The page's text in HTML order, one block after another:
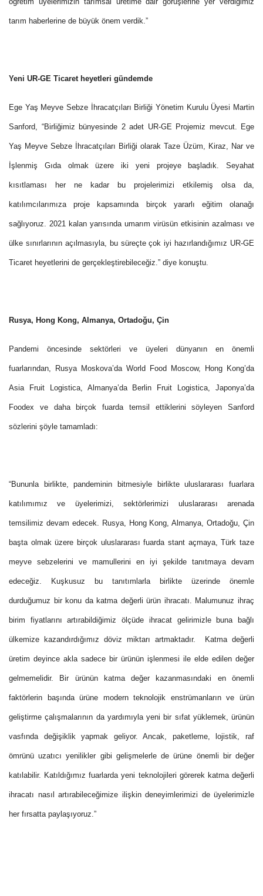
tarım haberlerine de büyük önem verdik.”
Yeni UR-GE Ticaret heyetleri gündemde
Ege Yaş Meyve Sebze İhracatçıları Birliği Yönetim Kurulu Üyesi Martin
Sanford, “Birliğimiz bünyesinde 2 adet UR-GE Projemiz mevcut. Ege
Yaş Meyve Sebze İhracatçıları Birliği olarak Taze Üzüm, Kiraz, Nar ve
İşlenmiş Gıda olmak üzere iki yeni projeye başladık. Seyahat
kısıtlaması her ne kadar bu projelerimizi etkilemiş olsa da,
katılımcılarımıza proje kapsamında birçok yararlı eğitim olanağı
sağlıyoruz. 2021 kalan yarısında umarım virüsün etkisinin azalması ve
ülke sınırlarının açılmasıyla, bu süreçte çok iyi hazırlandığımız UR-GE
Ticaret heyetlerini de gerçekleştirebileceğiz.” diye konuştu.
Rusya, Hong Kong, Almanya, Ortadoğu, Çin
Pandemi öncesinde sektörleri ve üyeleri dünyanın en önemli
fuarlarından, Rusya Moskova’da World Food Moscow, Hong Kong’da
Asia Fruit Logistica, Almanya’da Berlin Fruit Logistica, Japonya’da
Foodex ve daha birçok fuarda temsil ettiklerini söyleyen Sanford
sözlerini şöyle tamamladı:
“Bununla birlikte, pandeminin bitmesiyle birlikte uluslararası fuarlara
katılımımız ve üyelerimizi, sektörlerimizi uluslararası arenada
temsilimiz devam edecek. Rusya, Hong Kong, Almanya, Ortadoğu, Çin
başta olmak üzere birçok uluslararası fuarda stant açmaya, Türk taze
meyve sebzelerini ve mamullerini en iyi şekilde tanıtmaya devam
edeceğiz. Kuşkusuz bu tanıtımlarla birlikte üzerinde önemle
durduğumuz bir konu da katma değerli ürün ihracatı. Malumunuz ihraç
birim fiyatlarını artırabildiğimiz ölçüde ihracat gelirimizle buna bağlı
ülkemize kazandırdığımız döviz miktarı artmaktadır. Katma değerli
üretim deyince akla sadece bir ürünün işlenmesi ile elde edilen değer
gelmemelidir. Bir ürünün katma değer kazanmasındaki en önemli
faktörlerin başında ürüne modern teknolojik enstrümanların ve ürün
geliştirme çalışmalarının da yardımıyla yeni bir sıfat yüklemek, ürünün
vasfında değişiklik yapmak geliyor. Ancak, paketleme, lojistik, raf
ömrünü uzatıcı yenilikler gibi gelişmelerle de ürüne önemli bir değer
katılabilir. Katıldığımız fuarlarda yeni teknolojileri görerek katma değerli
ihracatı nasıl artırabileceğimize ilişkin deneyimlerimizi de üyelerimizle
her fırsatta paylaşıyoruz.”